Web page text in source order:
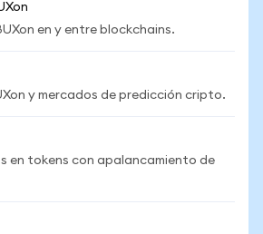
en y entre blockchains.
y mercados de predicción cripto.
en tokens con apalancamiento de